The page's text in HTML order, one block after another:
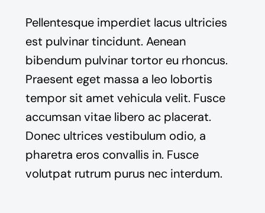
Pellentesque imperdiet lacus ultricies
est pulvinar tincidunt. Aenean
bibendum pulvinar tortor eu rhoncus.
Praesent eget massa a leo lobortis
tempor sit amet vehicula velit. Fusce
accumsan vitae libero ac placerat.
Donec ultrices vestibulum odio, a
pharetra eros convallis in. Fusce
volutpat rutrum purus nec interdum.